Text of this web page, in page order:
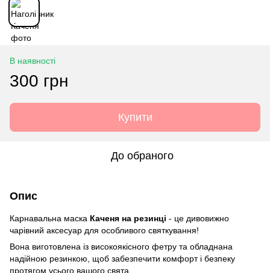
В наявності
300 грн
Купити
До обраного
Опис
Карнавальна маска Каченя на резинці - це дивовижно
чарівний аксесуар для особливого святкування!
Вона виготовлена із високоякісного фетру та обладнана
надійною резинкою, щоб забезпечити комфорт і безпеку
протягом усього вашого свята.